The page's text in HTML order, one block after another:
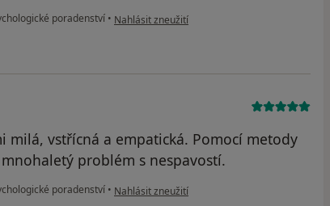
poradenství • podle názoru uživatele K
Nahlásit zneužití
milá, vstřícná a empatická. Pomocí metody
problém s nespavostí.
poradenství • podle názoru uživatele Anna
Nahlásit zneužití